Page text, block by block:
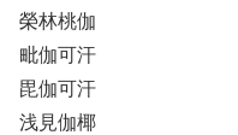
榮林桃伽
毗伽可汗
毘伽可汗
浅見伽椰